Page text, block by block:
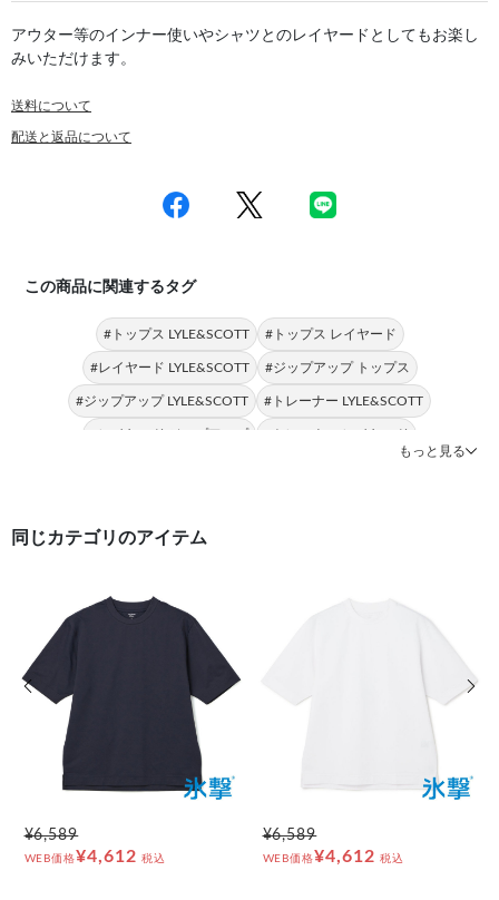
アウター等のインナー使いやシャツとのレイヤードとしてもお楽し
みいただけます。
送料について
配送と返品について
この商品に関連するタグ
#トップス LYLE&SCOTT #トップス レイヤード
#レイヤード LYLE&SCOTT #ジップアップ トップス
#ジップアップ LYLE&SCOTT #トレーナー LYLE&SCOTT
#レイヤード ジップアップ
#トレーナー レイヤード
もっと見る
同じカテゴリのアイテム
¥6,589
WEB価格¥4,612 税込
¥6,589
WEB価格¥4,612 税込
前の画像 次